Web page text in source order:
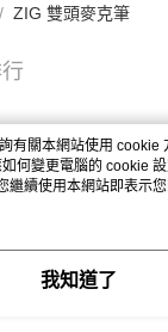
ZIG 雙頭麥克筆
有關本網站使用 cookie
何變更電腦的 cookie
繼續使用本網站即表示
。
我知道了